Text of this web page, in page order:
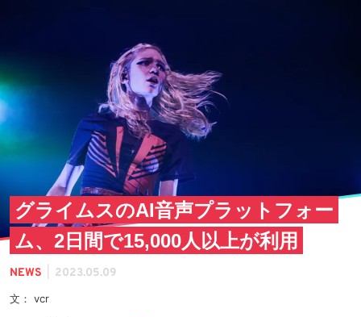
グライムスのAI音声プラットフォー
ム、2日間で15,000人以上が利用
NEWS 2023.05.09
文： vcr